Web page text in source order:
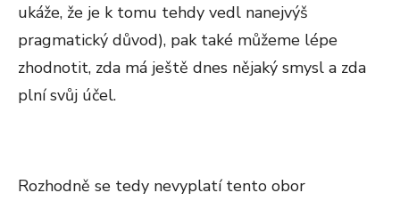
ukáže, že je k tomu tehdy vedl nanejvýš
pragmatický důvod), pak také můžeme lépe
zhodnotit, zda má ještě dnes nějaký smysl a zda
plní svůj účel.
Rozhodně se tedy nevyplatí tento obor